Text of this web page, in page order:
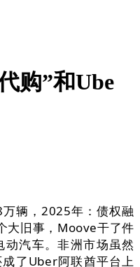
购”和Ube
辆，2025年：债权融
大旧事，Moove干了件
汽车。非洲市场虽然
了Uber阿联酋平台上